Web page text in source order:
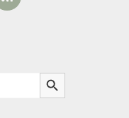
Search Button